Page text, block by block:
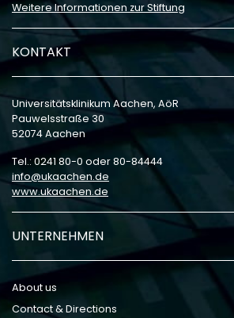
Weitere Informationen zur Stiftung
KONTAKT
Universitätsklinikum Aachen, AöR
Pauwelsstraße 30
52074 Aachen
Tel.: 0241 80-0 oder 80-84444
info
ukaachen de
www.ukaachen.de
UNTERNEHMEN
About us
Contact & Directions